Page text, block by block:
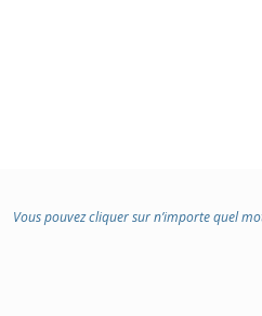
Vous pouvez cliquer sur n’importe quel